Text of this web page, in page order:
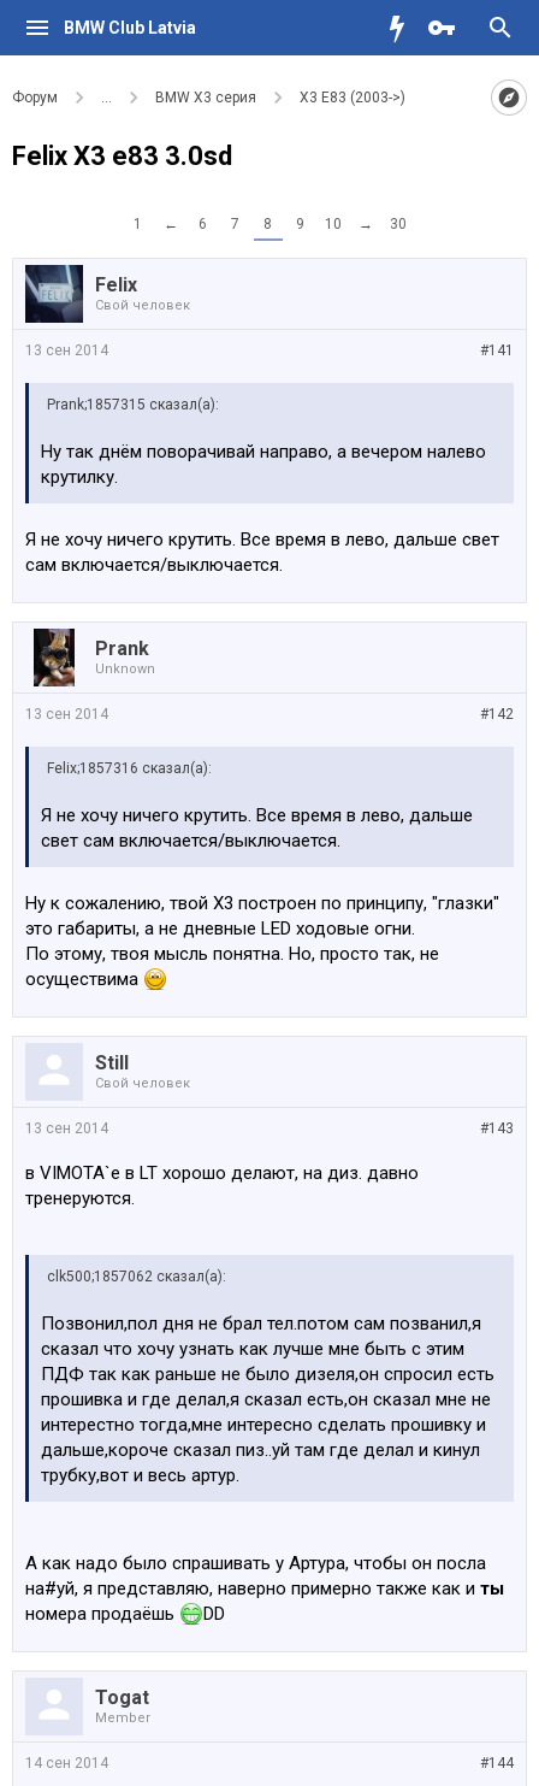
BMW Club Latvia
Форум ... BMW X3 серия X3 E83 (2003->)
Felix X3 e83 3.0sd
1 ← 6 7 8 9 10 → 30
Felix
Свой человек
#141
13 сен 2014
Prank;1857315 сказал(а):
Ну так днём поворачивай направо, а вечером налево
крутилку.
Я не хочу ничего крутить. Все время в лево, дальше свет
сам включается/выключается.
Prank
Unknown
#142
13 сен 2014
Felix;1857316 сказал(а):
Я не хочу ничего крутить. Все время в лево, дальше
свет сам включается/выключается.
Ну к сожалению, твой Х3 построен по принципу, "глазки"
это габариты, а не дневные LED ходовые огни.
По этому, твоя мысль понятна. Но, просто так, не
осуществима
Still
Свой человек
#143
13 сен 2014
в VIMOTA`e в LT хорошо делают, на диз. давно
тренеруются.
clk500;1857062 сказал(а):
Позвонил,пол дня не брал тел.потом сам позванил,я
сказал что хочу узнать как лучше мне быть с этим
ПДФ так как раньше не было дизеля,он спросил есть
прошивка и где делал,я сказал есть,он сказал мне не
интерестно тогда,мне интересно сделать прошивку и
дальше,короче сказал пиз..уй там где делал и кинул
трубку,вот и весь артур.
А как надо было спрашивать у Артура, чтобы он посла
на#уй, я представляю, наверно примерно также как и ты
номера продаёшь
DD
Togat
Member
#144
14 сен 2014